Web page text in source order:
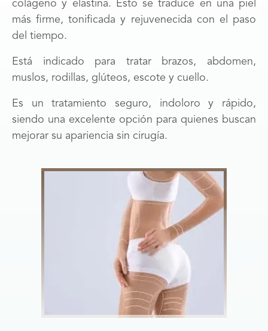
colágeno y elastina. Esto se traduce en una piel
más firme, tonificada y rejuvenecida con el paso
del tiempo.
Está indicado para tratar brazos, abdomen,
muslos, rodillas, glúteos, escote y cuello.
Es un tratamiento seguro, indoloro y rápido,
siendo una excelente opción para quienes buscan
mejorar su apariencia sin cirugía.